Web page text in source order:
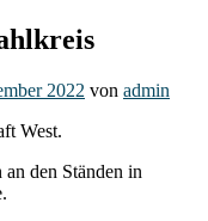
2022 von admin
West.
den Ständen in